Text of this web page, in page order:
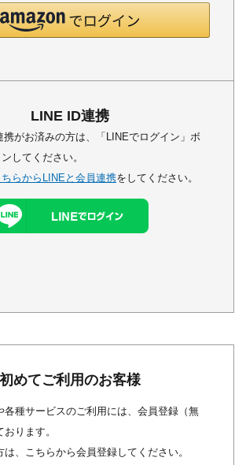
LINE ID連携
携がお済みの方は、「LINEでログイン」ボ
してください。
ちらからLINEと会員連携をしてください。
初めてご利用のお客様
各種サービスのご利用には、会員登録（無
ります。
、こちらから会員登録してください。